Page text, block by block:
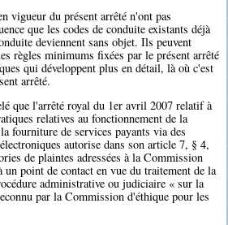
vigueur du présent arrêté n'ont pas
que les codes de conduite existants déjà
deviennent sans objet. Ils peuvent
règles minimums fixées par le présent arrêté
qui développent plus en détail, là où c'est
arrêté.
que l'arrêté royal du 1er avril 2007 relatif à
relatives au fonctionnement de la
fourniture de services payants via des
autorise dans son article 7, § 4,
de plaintes adressées à la Commission
un point de contact en vue du traitement de la
administrative ou judiciaire « sur la
par la Commission d'éthique pour les